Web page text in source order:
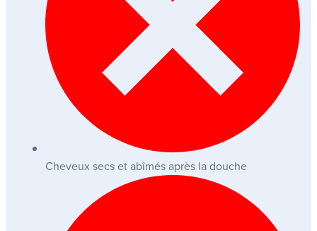
Cheveux secs et abîmés après la douche